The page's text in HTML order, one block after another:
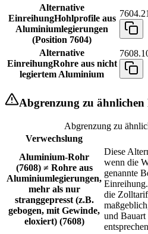
Alternative
EinreihungHohlprofile aus
Aluminiumlegierungen
(Position 7604)
Alternative
EinreihungRohre aus nicht
legiertem Aluminium
Abgrenzung zu
Abgrenzung zu
Verwechslung
Aluminium-Rohr
(7608) ≠ Rohre aus
Aluminiumlegierungen,
mehr als nur
stranggepresst (z.B.
gebogen, mit Gewinde,
eloxiert) (7608)
Diese
wenn die
genannte
die
und Bauart